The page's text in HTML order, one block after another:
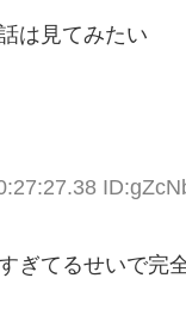
は見てみたい
ぎてるせいで完